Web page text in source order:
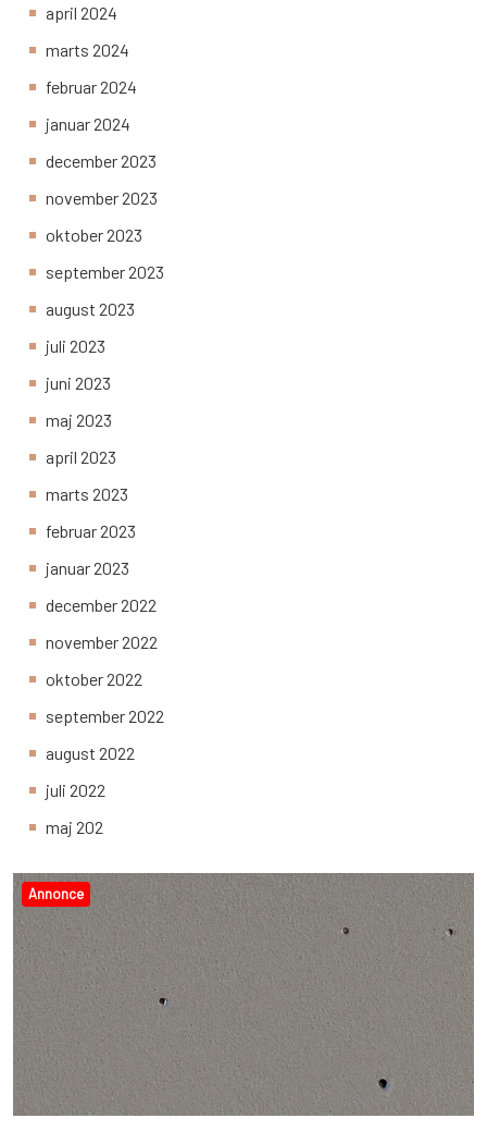
Annonce
april 2024
marts 2024
februar 2024
januar 2024
december 2023
november 2023
oktober 2023
september 2023
august 2023
juli 2023
juni 2023
maj 2023
april 2023
marts 2023
februar 2023
januar 2023
december 2022
november 2022
oktober 2022
september 2022
august 2022
juli 2022
maj 202